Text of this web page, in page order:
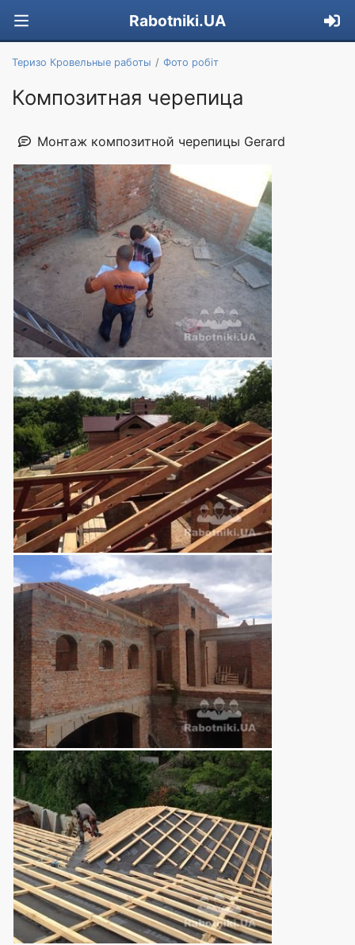
Rabotniki.UA
Теризо Кровельные работы Фото робіт
Композитная черепица
Монтаж композитной черепицы Gerard